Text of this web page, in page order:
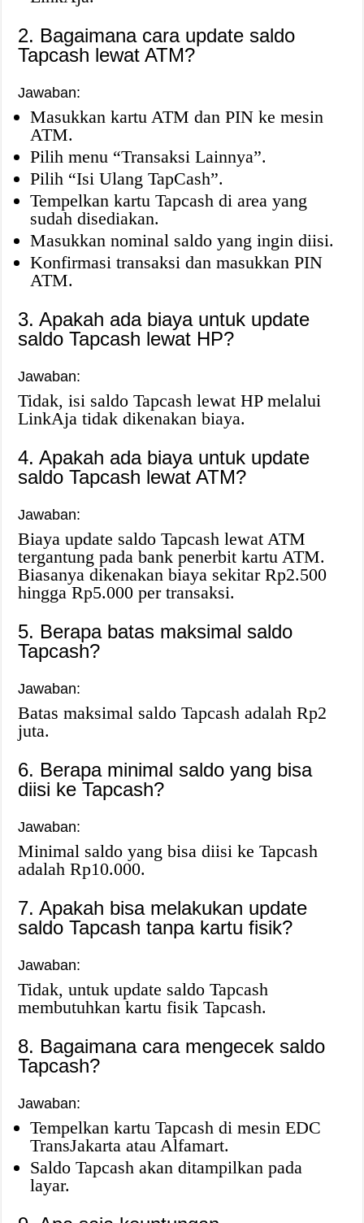
2. Bagaimana cara update saldo
Tapcash lewat ATM?
Jawaban:
Masukkan kartu ATM dan PIN ke mesin
ATM.
Pilih menu “Transaksi Lainnya”.
Pilih “Isi Ulang TapCash”.
Tempelkan kartu Tapcash di area yang
sudah disediakan.
Masukkan nominal saldo yang ingin diisi.
Konfirmasi transaksi dan masukkan PIN
ATM.
3. Apakah ada biaya untuk update
saldo Tapcash lewat HP?
Jawaban:
Tidak, isi saldo Tapcash lewat HP melalui
LinkAja tidak dikenakan biaya.
4. Apakah ada biaya untuk update
saldo Tapcash lewat ATM?
Jawaban:
Biaya update saldo Tapcash lewat ATM
tergantung pada bank penerbit kartu ATM.
Biasanya dikenakan biaya sekitar Rp2.500
hingga Rp5.000 per transaksi.
5. Berapa batas maksimal saldo
Tapcash?
Jawaban:
Batas maksimal saldo Tapcash adalah Rp2
juta.
6. Berapa minimal saldo yang bisa
diisi ke Tapcash?
Jawaban:
Minimal saldo yang bisa diisi ke Tapcash
adalah Rp10.000.
7. Apakah bisa melakukan update
saldo Tapcash tanpa kartu fisik?
Jawaban:
Tidak, untuk update saldo Tapcash
membutuhkan kartu fisik Tapcash.
8. Bagaimana cara mengecek saldo
Tapcash?
Jawaban:
Tempelkan kartu Tapcash di mesin EDC
TransJakarta atau Alfamart.
Saldo Tapcash akan ditampilkan pada
layar.